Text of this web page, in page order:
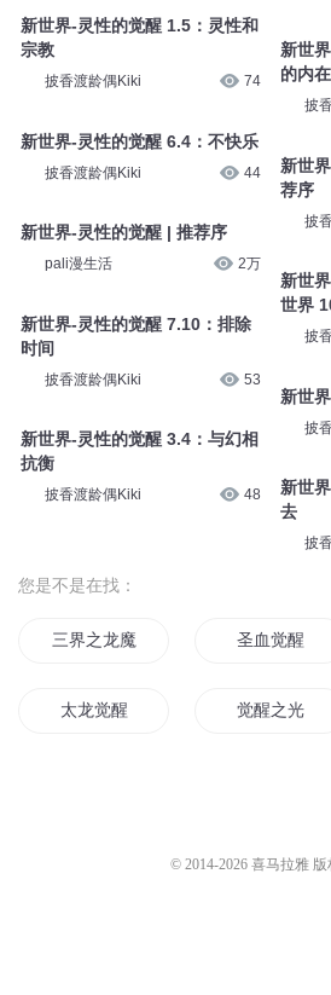
新世界-灵性的觉醒 1.5：灵性和
宗教
披香渡龄偶Kiki 74
新世界-灵性的觉醒 6.4：不快乐
披香渡龄偶Kiki 44
新世界-灵性的觉醒 | 推荐序
pali漫生活 2万
新世界-灵性的觉醒 7.10：排除
时间
披香渡龄偶Kiki 53
新世界-灵性的觉醒 3.4：与幻相
抗衡
披香渡龄偶Kiki 48
新世
的内
披
新世
荐序
披
新世
世界
披
新世
披
新世
去
披
您是不是在找：
三界之龙魔觉醒 圣血觉醒
太龙觉醒 觉醒之光
© 2014-2026 喜马拉雅 版